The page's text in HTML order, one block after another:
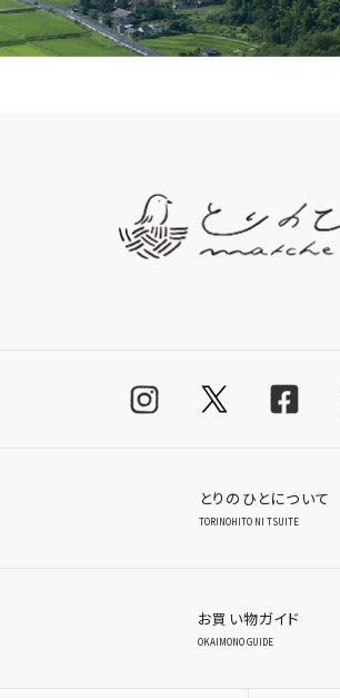
とりのひとについて
TORINOHITO NI TSUITE
お買い物ガイド
OKAIMONO GUIDE